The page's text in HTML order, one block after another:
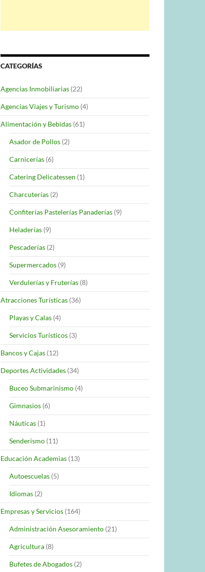
CATEGORÍAS
Agencias Inmobiliarias (22)
Agencias Viajes y Turismo (4)
Alimentación y Bebidas (61)
Asador de Pollos (2)
Carnicerías (6)
Catering Delicatessen (1)
Charcuterías (2)
Confiterías Pastelerías Panaderías (9)
Heladerías (9)
Pescaderías (2)
Supermercados (9)
Verdulerías y Fruterías (8)
Atracciones Turísticas (36)
Playas y Calas (4)
Servicios Turísticos (3)
Bancos y Cajas (12)
Deportes Actividades (34)
Buceo Submarinismo (4)
Gimnasios (6)
Náuticas (1)
Senderismo (11)
Educación Academias (13)
Autoescuelas (5)
Idiomas (2)
Empresas y Servicios (164)
Administración Asesoramiento (21)
Agricultura (8)
Bufetes de Abogados (2)